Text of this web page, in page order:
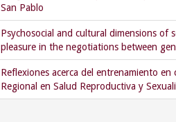
San Pablo
Psychosocial and cultural dimensions of
pleasure in the negotiations between
Reflexiones acerca del entrenamiento en
Regional en Salud Reproductiva y